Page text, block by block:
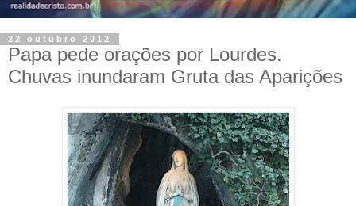
22 outubro 2012
Papa pede orações por Lourdes.
Chuvas inundaram Gruta das Aparições